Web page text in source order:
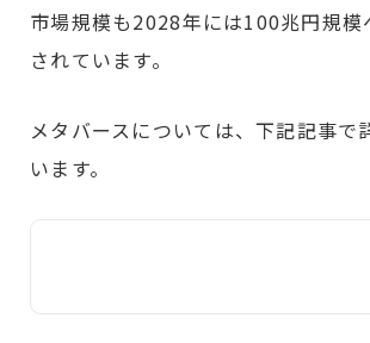
市場規模も2028年には100兆円規模
されています。
メタバースについては、下記記事で
います。